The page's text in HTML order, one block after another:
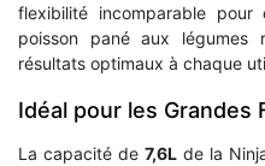
flexibilité incomparable
poisson pané aux légumes
résultats optimaux à chaque
Idéal pour les Grandes
La capacité de 7,6L de la